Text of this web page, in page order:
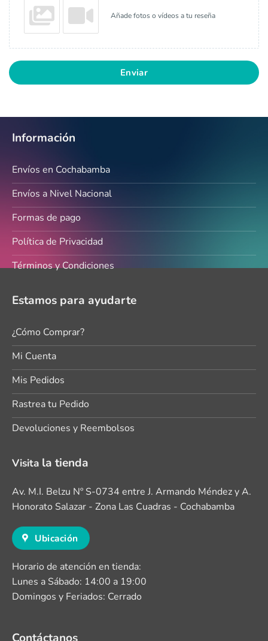
Añade fotos o vídeos a tu reseña
Enviar
Información
Envíos en Cochabamba
Envíos a Nivel Nacional
Formas de pago
Política de Privacidad
Términos y Condiciones
Estamos para ayudarte
¿Cómo Comprar?
Mi Cuenta
Mis Pedidos
Rastrea tu Pedido
Devoluciones y Reembolsos
Visita la tienda
Av. M.I. Belzu Nº S-0734 entre J. Armando Méndez y A.
Honorato Salazar - Zona Las Cuadras - Cochabamba
Ubicación
Horario de atención en tienda:
Lunes a Sábado: 14:00 a 19:00
Domingos y Feriados: Cerrado
Contáctanos